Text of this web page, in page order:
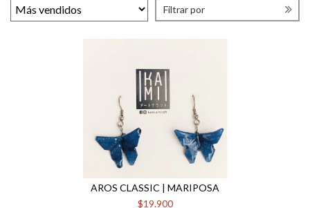
Filtrar por
AROS CLASSIC | MARIPOSA
$19.900